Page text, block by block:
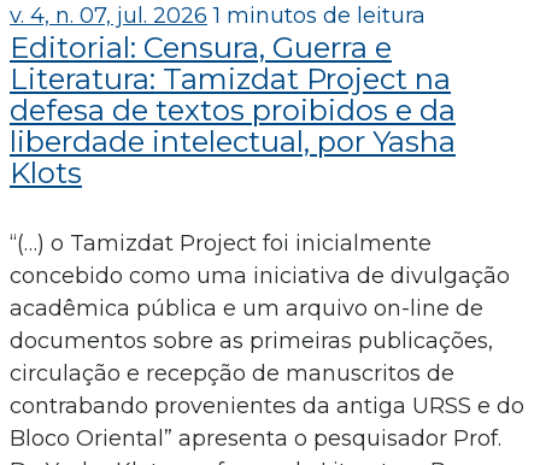
v. 4, n. 07, jul. 2026 1 minutos de leitura
Editorial: Censura, Guerra e
Literatura: Tamizdat Project na
defesa de textos proibidos e da
liberdade intelectual, por Yasha
Klots
“(…) o Tamizdat Project foi inicialmente
concebido como uma iniciativa de divulgação
acadêmica pública e um arquivo on-line de
documentos sobre as primeiras publicações,
circulação e recepção de manuscritos de
contrabando provenientes da antiga URSS e do
Bloco Oriental” apresenta o pesquisador Prof.